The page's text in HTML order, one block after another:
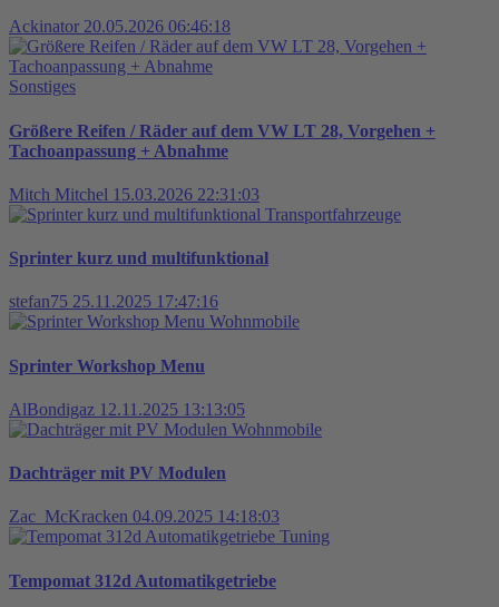
Ackinator 20.05.2026 06:46:18
Sonstiges
Größere Reifen / Räder auf dem VW LT 28, Vorgehen +
Tachoanpassung + Abnahme
Mitch Mitchel 15.03.2026 22:31:03
Transportfahrzeuge
Sprinter kurz und multifunktional
stefan75 25.11.2025 17:47:16
Wohnmobile
Sprinter Workshop Menu
AlBondigaz 12.11.2025 13:13:05
Wohnmobile
Dachträger mit PV Modulen
Zac_McKracken 04.09.2025 14:18:03
Tuning
Tempomat 312d Automatikgetriebe